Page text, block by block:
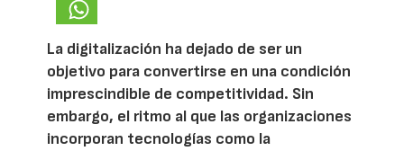
La digitalización ha dejado de ser un
objetivo para convertirse en una condición
imprescindible de competitividad. Sin
embargo, el ritmo al que las organizaciones
incorporan tecnologías como la